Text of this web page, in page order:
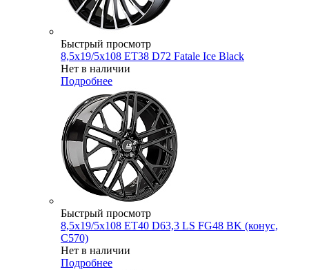
Быстрый просмотр
8,5x19/5x108 ET38 D72 Fatale Ice Black
Нет в наличии
Подробнее
Быстрый просмотр
8,5x19/5x108 ET40 D63,3 LS FG48 BK (конус,
C570)
Нет в наличии
Подробнее